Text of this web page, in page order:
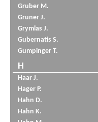
Gruber M.
Gruner J.
Grymlas J.
Gubernatis S.
Gumpinger T.
H
Haar J.
Hager P.
Hahn D.
Hahn K.